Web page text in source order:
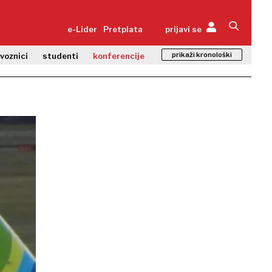
e-Lider Pretplata prijavi se
studenti konferencije prikaži kronološki